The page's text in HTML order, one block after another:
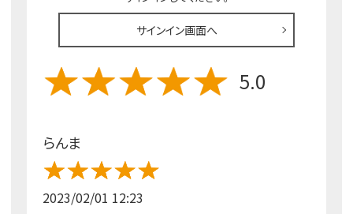
サインイン画面へ
5.0
らんま
2023/02/01 12:23